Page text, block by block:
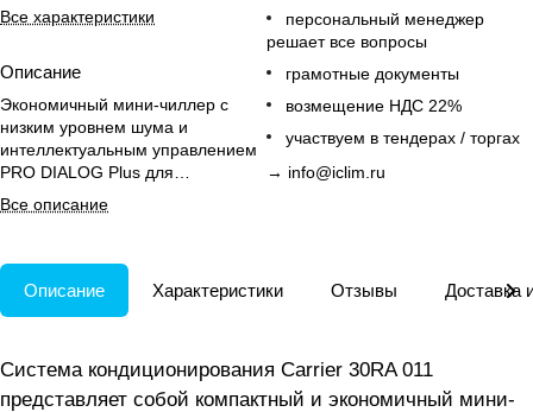
Все характеристики
Описание
Экономичный мини-чиллер с
низким уровнем шума и
интеллектуальным управлением
PRO DIALOG Plus для
эффективного
кондиционирования до 96 м².
Все описание
персональный менеджер
решает все вопросы
грамотные документы
возмещение НДС 22%
участвуем в тендерах / торгах
→ info@iclim.ru
Описание Характеристики Отзывы Доставка
Система кондиционирования Carrier 30RA 011
представляет собой компактный и экономичный мини-